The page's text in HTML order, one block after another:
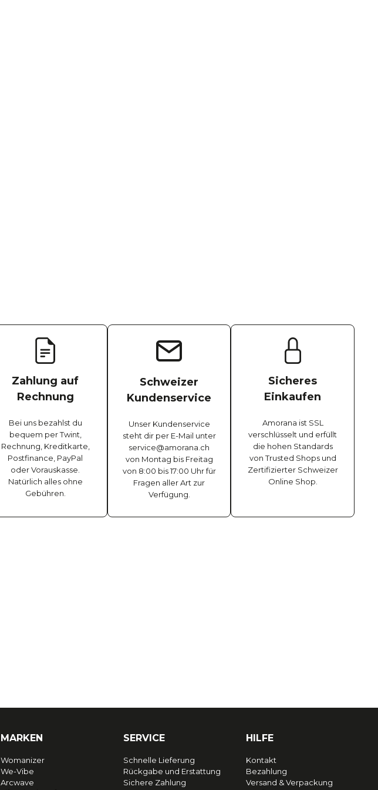
Zahlung auf
Rechnung
Bei uns bezahlst du
bequem per Twint,
Rechnung, Kreditkarte,
Postfinance, PayPal
oder Vorauskasse.
Natürlich alles ohne
Gebühren.
Schweizer
Kundenservice
Unser Kundenservice
steht dir per E-Mail unter
service@amorana.ch
von Montag bis Freitag
von 8:00 bis 17:00 Uhr für
Fragen aller Art zur
Verfügung.
Sicheres
Einkaufen
Amorana ist SSL
verschlüsselt und erfüllt
die hohen Standards
von Trusted Shops und
Zertifizierter Schweizer
Online Shop.
MARKEN
Womanizer
We-Vibe
Arcwave
SERVICE
Schnelle Lieferung
Rückgabe und Erstattung
Sichere Zahlung
HILFE
Kontakt
Bezahlung
Versand & Verpackung